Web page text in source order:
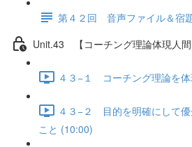
第４２回 音声ファイル＆宿
Unit.43 【コーチング理論体現人間
４３−１ コーチング理論を
４３−２ 目的を明確にして
こと (10:00)